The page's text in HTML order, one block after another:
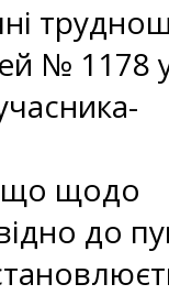
№ 1178
що щодо
до